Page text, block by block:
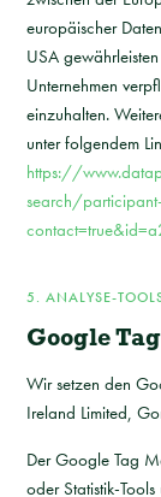
europäischer
USA
Unternehmen
einzuhalten.
unter folgendem
https://
search/
5. ANALYSE-
Google
Wir setzen den
Ireland Limited,
Der Google Tag
oder Statistik-